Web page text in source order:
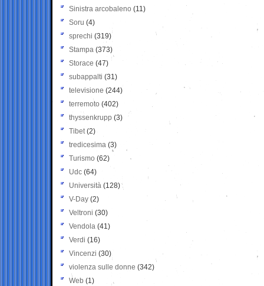
Sinistra arcobaleno (11)
Soru (4)
sprechi (319)
Stampa (373)
Storace (47)
subappalti (31)
televisione(244)
terremoto (402)
thyssenkrupp (3)
Tibet(2)
tredicesima (3)
Turismo (62)
Udc (64)
Università (128)
V-Day (2)
Veltroni (30)
Vendola (41)
Verdi (16)
Vincenzi (30)
violenza sulle donne (342)
Web (1)